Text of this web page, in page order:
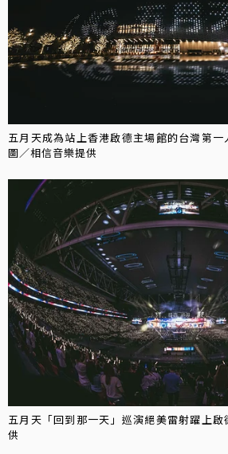
五月天成為站上香港啟德主場館的台灣第一
圖／相信音樂提供
五月天「回到那一天」巡演絕美雷射躍上
供